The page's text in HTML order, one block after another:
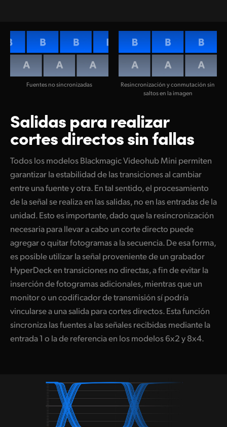
Fuentes no sincronizadas
Resincronización y conmutación sin
saltos en la imagen
Salidas para realizar
cortes directos sin fallas
Todos los modelos Blackmagic Videohub Mini permiten
garantizar la estabilidad de las transiciones al cambiar
entre una fuente y otra. En tal sentido, el procesamiento
de la señal se realiza en las salidas, no en las entradas de la
unidad. Esto es importante, dado que la resincronización
necesaria para llevar a cabo un corte directo puede
agregar o quitar fotogramas a la secuencia. De esa forma,
es posible utilizar la señal proveniente de un grabador
HyperDeck en transiciones no directas, a fin de evitar la
inserción de fotogramas adicionales, mientras que un
monitor o un codificador de transmisión sí podría
vincularse a una salida para cortes directos. Esta función
sincroniza las fuentes a las señales recibidas mediante la
entrada 1 o la de referencia en los modelos 6x2 y 8x4.